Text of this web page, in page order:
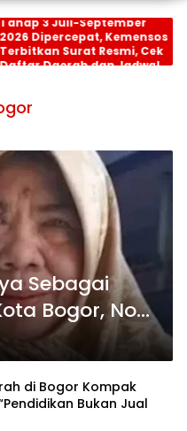
PKH dan BPNT
3 Juli-September
Dipercepat, Kemensos
Surat Resmi, Cek
Daerah dan Jadwal
Sebagai
Bogor, Nopi
di Bogor Kompak
Bukan Jual